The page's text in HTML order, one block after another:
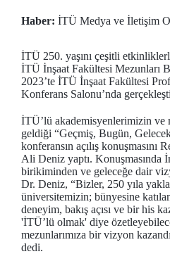
Haber: İTÜ Medya ve İletişim
İTÜ 250. yaşını çeşitli
İTÜ İnşaat Fakültesi Mezunları
2023’te İTÜ İnşaat Fakültesi
Konferans Salonu’nda
İTÜ’lü akademisyenlerimizin ve
geldiği “Geçmiş, Bugün,
konferansın açılış konuşmasını
Ali Deniz yaptı. Konuşmasında
birikiminden ve geleceğe dair
Dr. Deniz, “Bizler, 250 yıla
üniversitemizin; bünyesine
deneyim, bakış açısı ve bir his
'İTÜ’lü olmak' diye
mezunlarımıza bir vizyon
dedi.